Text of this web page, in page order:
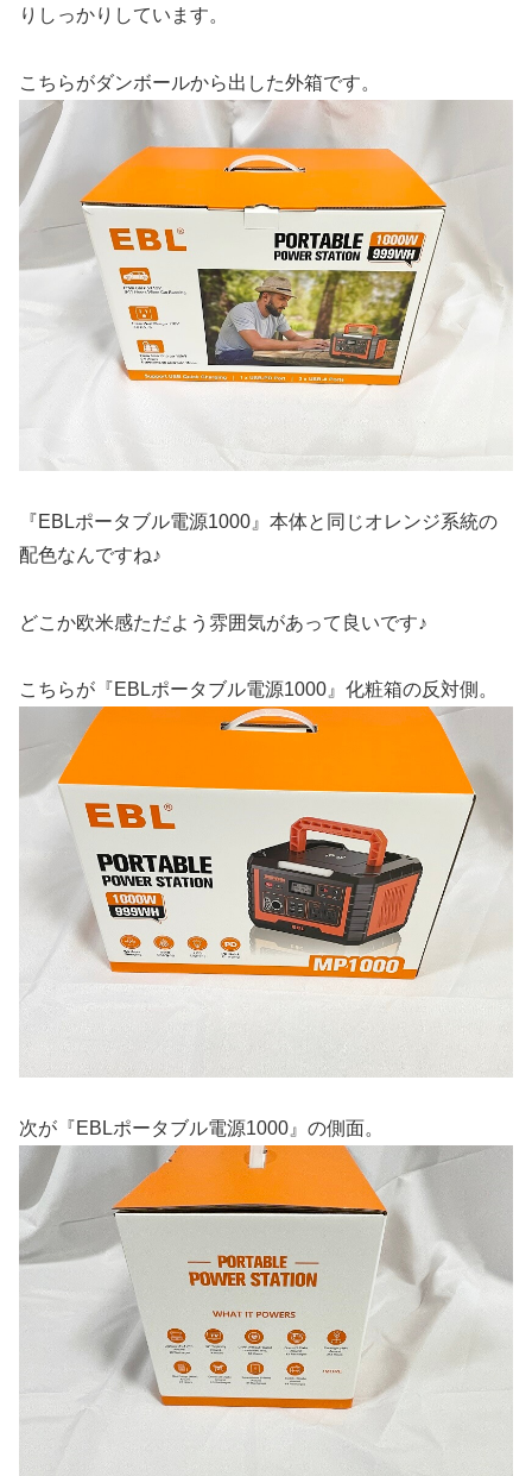
りしっかりしています。
こちらがダンボールから出した外箱です。
『EBLポータブル電源1000』本体と同じオレンジ系統の
配色なんですね♪
どこか欧米感ただよう雰囲気があって良いです♪
こちらが『EBLポータブル電源1000』化粧箱の反対側。
次が『EBLポータブル電源1000』の側面。